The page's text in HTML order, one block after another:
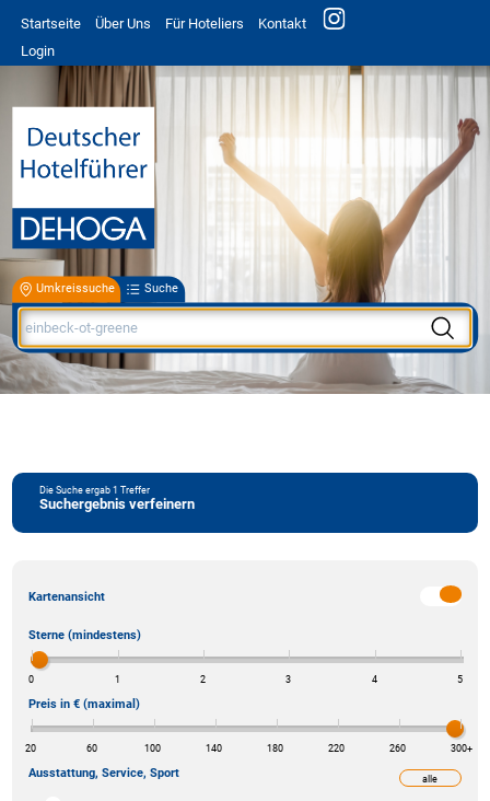
Startseite Über Uns Für Hoteliers
Kontakt
Login
Umkreissuche Suche
Die Suche ergab1 Treffer
Suchergebnis verfeinern
Kartenansicht
Sterne (mindestens)
0 1 2 3 4 5
Preis in € (maximal)
20 60 100 140 180 220 260 300+
alle
Ausstattung, Service, Sport